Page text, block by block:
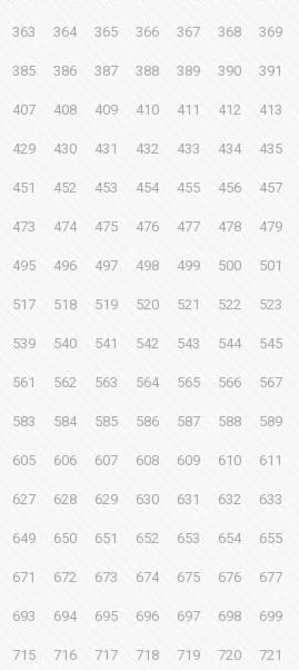
363 364 365 366 367 368 369
385 386 387 388 389 390 391
407 408 409 410 411 412 413
429 430 431 432 433 434 435
451 452 453 454 455 456 457
473 474 475 476 477 478 479
495 496 497 498 499 500 501
517 518 519 520 521 522 523
539 540 541 542 543 544 545
561 562 563 564 565 566 567
583 584 585 586 587 588 589
605 606 607 608 609 610 611
627 628 629 630 631 632 633
649 650 651 652 653 654 655
671 672 673 674 675 676 677
693 694 695 696 697 698 699
715 716 717 718 719 720 721